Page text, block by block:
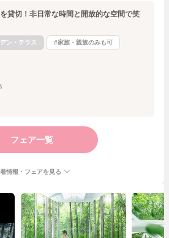
貸切！非日常な時間と開放的な空間で笑
ン・テラス #家族・親族のみも可
フェア一覧
情報・フェアを見る